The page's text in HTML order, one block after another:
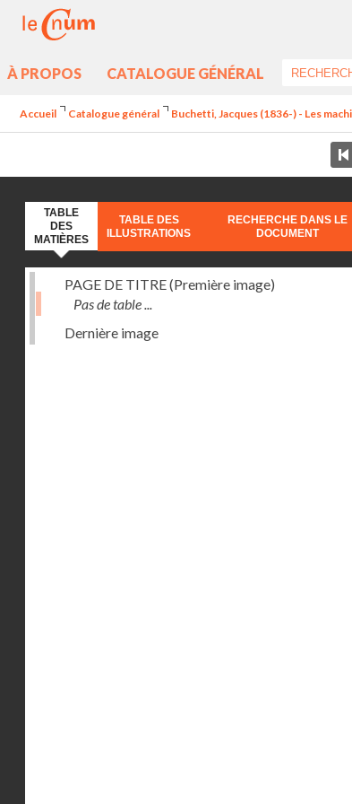
À PROPOS CATALOGUE GÉNÉRAL
Accueil Catalogue général Buchetti, Jacques (1836-) - Les
TABLE
DES
MATIÈRES
TABLE DES
ILLUSTRATIONS
RECHERCHE DANS LE
DOCUMENT
PAGE DE TITRE (Première image)
Pas de table ...
Dernière image